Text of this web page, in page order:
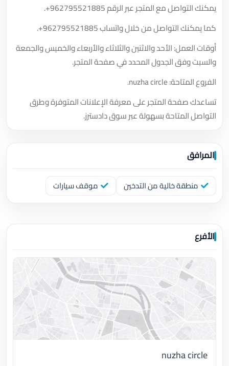
يمكنك التواصل مع المتجر عبر الرقم+962795521885
.
كما يمكنك التواصل من خلال واتساب+962795521885
.
أوقات العمل: الأحد والاثنين والثلاثاء والأربعاء والخميس والجمعة
والسبت وفق الجدول المحدد في صفحة المتجر.
الفروع المتاحة: nuzha circle.
تساعدك صفحة المتجر على معرفة الإعلانات المتوفرة وطرق
التواصل المتاحة بسهولة عبر سوق دادسترز.
المرافق
منطقة خالية من التدخين موقف سيارات
الأفرع
nuzha circle